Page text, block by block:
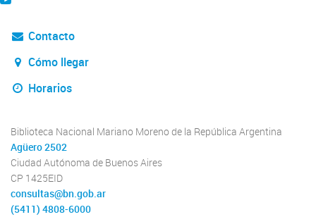
Contacto
Cómo llegar
Horarios
Biblioteca Nacional Mariano Moreno de la República Argentina
Agüero 2502
Ciudad Autónoma de Buenos Aires
CP 1425EID
consultas@bn.gob.ar
(5411) 4808-6000